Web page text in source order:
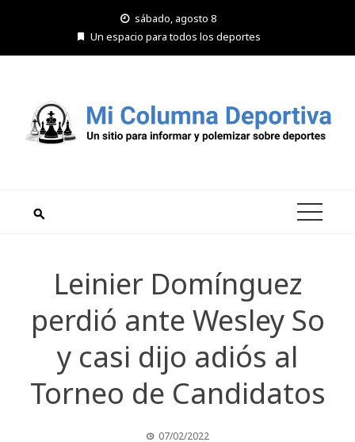
sábado, agosto 8
Un espacio para todos los deportes
Leinier Domínguez
perdió ante Wesley So
y casi dijo adiós al
Torneo de Candidatos
07/02/2022